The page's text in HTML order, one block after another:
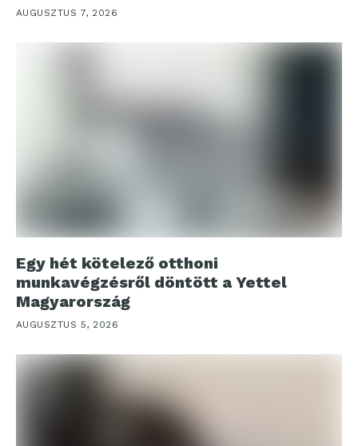
AUGUSZTUS 7, 2026
Egy hét kötelező otthoni
munkavégzésről döntött a Yettel
Magyarország
AUGUSZTUS 5, 2026